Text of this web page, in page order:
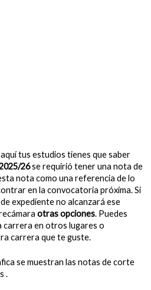
tus estudios tienes que saber
26se requirió tener una nota de
nota como una referencia de lo
en la convocatoria próxima. Si
expediente no alcanzará ese
otras opciones. Puedes
carrera en otros lugares o
carrera que te guste.
se muestran las notas de corte
.